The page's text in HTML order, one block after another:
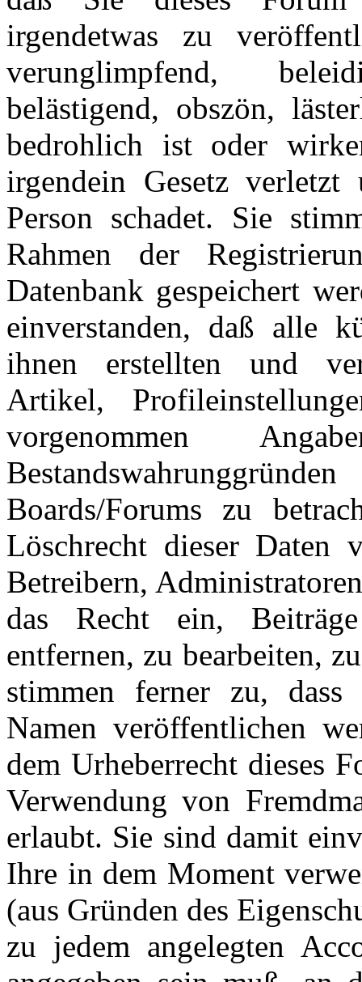
irgendetwas zu
verunglimpfend,
belästigend, obszön,
bedrohlich ist oder
irgendein Gesetz verletzt
Person schadet. Sie
Rahmen der
Datenbank gespeichert
einverstanden, daß alle
ihnen erstellten und
Artikel,
vorgenommen
Boards/Forums zu
Löschrecht dieser Daten
Betreibern,
das Recht ein,
entfernen, zu bearbeiten,
stimmen ferner zu,
Namen veröffentlichen
dem Urheberrecht dieses
Verwendung von
erlaubt. Sie sind damit
Ihre in dem Moment
(aus Gründen des
zu jedem angelegten